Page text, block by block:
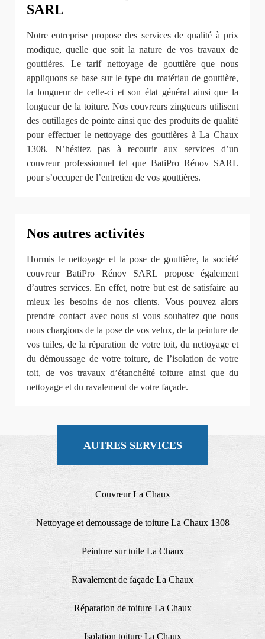
SARL
Notre entreprise propose des services de qualité à prix
modique, quelle que soit la nature de vos travaux de
gouttières. Le tarif nettoyage de gouttière que nous
appliquons se base sur le type du matériau de gouttière,
la longueur de celle-ci et son état général ainsi que la
longueur de la toiture. Nos couvreurs zingueurs utilisent
des outillages de pointe ainsi que des produits de qualité
pour effectuer le nettoyage des gouttières à La Chaux
1308. N’hésitez pas à recourir aux services d’un
couvreur professionnel tel que BatiPro Rénov SARL
pour s’occuper de l’entretien de vos gouttières.
Nos autres activités
Hormis le nettoyage et la pose de gouttière, la société
couvreur BatiPro Rénov SARL propose également
d’autres services. En effet, notre but est de satisfaire au
mieux les besoins de nos clients. Vous pouvez alors
prendre contact avec nous si vous souhaitez que nous
nous chargions de la pose de vos velux, de la peinture de
vos tuiles, de la réparation de votre toit, du nettoyage et
du démoussage de votre toiture, de l’isolation de votre
toit, de vos travaux d’étanchéité toiture ainsi que du
nettoyage et du ravalement de votre façade.
AUTRES SERVICES
Couvreur La Chaux
Nettoyage et demoussage de toiture La Chaux 1308
Peinture sur tuile La Chaux
Ravalement de façade La Chaux
Réparation de toiture La Chaux
Isolation toiture La Chaux